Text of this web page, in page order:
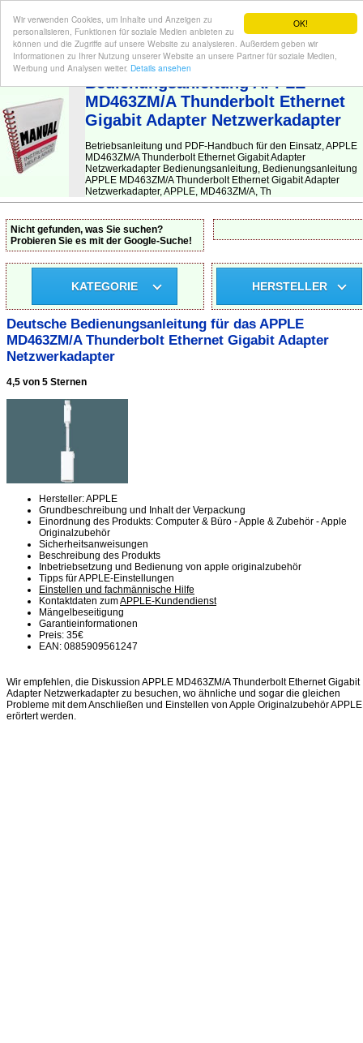
OK!
Wir verwenden Cookies, um Inhalte und Anzeigen zu
personalisieren, Funktionen für soziale Medien anbieten zu
können und die Zugriffe auf unsere Website zu analysieren. Außerdem geben wir
Informationen zu Ihrer Nutzung unserer Website an unsere Partner für soziale Medien,
Werbung und Analysen weiter. Details ansehen
BEDIENUNGSANLEITUNG| Hier finden Sie die deutsche Anleitung!
Bedienungsanleitung APPLE
MD463ZM/A Thunderbolt Ethernet
Gigabit Adapter Netzwerkadapter
Betriebsanleitung und PDF-Handbuch für den Einsatz, APPLE
MD463ZM/A Thunderbolt Ethernet Gigabit Adapter
Netzwerkadapter Bedienungsanleitung, Bedienungsanleitung
APPLE MD463ZM/A Thunderbolt Ethernet Gigabit Adapter
Netzwerkadapter, APPLE, MD463ZM/A, Th
Nicht gefunden, was Sie suchen?
Probieren Sie es mit der Google-Suche!
KATEGORIE HERSTELLER
Deutsche Bedienungsanleitung für das APPLE
MD463ZM/A Thunderbolt Ethernet Gigabit Adapter
Netzwerkadapter
4,5 von 5 Sternen
Hersteller: APPLE
Grundbeschreibung und Inhalt der Verpackung
Einordnung des Produkts: Computer & Büro - Apple & Zubehör - Apple
Originalzubehör
Sicherheitsanweisungen
Beschreibung des Produkts
Inbetriebsetzung und Bedienung von apple originalzubehör
Tipps für APPLE-Einstellungen
Einstellen und fachmännische Hilfe
Kontaktdaten zumAPPLE-Kundendienst
Mängelbeseitigung
Garantieinformationen
Preis: 35€
EAN: 0885909561247
Wir empfehlen, die Diskussion APPLE MD463ZM/A Thunderbolt Ethernet Gigabit
Adapter Netzwerkadapter zu besuchen, wo ähnliche und sogar die gleichen
Probleme mit dem Anschließen und Einstellen von Apple Originalzubehör APPLE
erörtert werden.